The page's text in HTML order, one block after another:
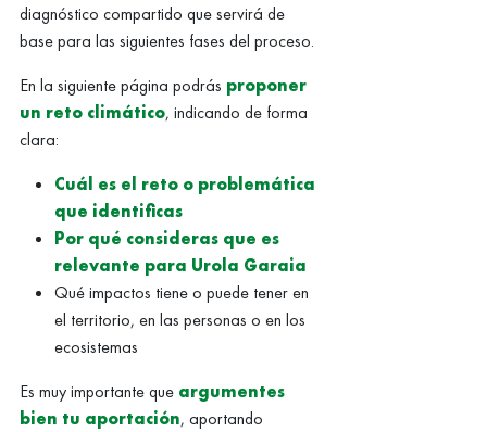
diagnóstico compartido que servirá de
base para las siguientes fases del proceso.
En la siguiente página podrás proponer
un reto climático, indicando de forma
clara:
Cuál es el reto o problemática
que identificas
Por qué consideras que es
relevante para Urola Garaia
Qué impactos tiene o puede tener en
el territorio, en las personas o en los
ecosistemas
Es muy importante que argumentes
bien tu aportación, aportando